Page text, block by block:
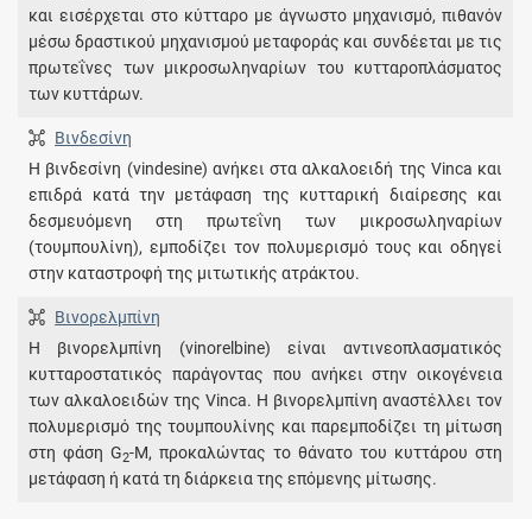
και εισέρχεται στο κύτταρο με άγνωστο μηχανισμό, πιθανόν
μέσω δραστικού μηχανισμού μεταφοράς και συνδέεται με τις
πρωτεΐνες των μικροσωληναρίων του κυτταροπλάσματος
των κυττάρων.
Βινδεσίνη
Η βινδεσίνη (vindesine) ανήκει στα αλκαλοειδή της Vinca και
επιδρά κατά την μετάφαση της κυτταρική διαίρεσης και
δεσμευόμενη στη πρωτεΐνη των μικροσωληναρίων
(τουμπουλίνη), εμποδίζει τον πολυμερισμό τους και οδηγεί
στην καταστροφή της μιτωτικής ατράκτου.
Βινορελμπίνη
Η βινορελμπίνη (vinorelbine) είναι αντινεοπλασματικός
κυτταροστατικός παράγοντας που ανήκει στην οικογένεια
των αλκαλοειδών της Vinca. Η βινορελμπίνη αναστέλλει τον
πολυμερισμό της τουμπουλίνης και παρεμποδίζει τη μίτωση
στη φάση G2-M, προκαλώντας το θάνατο του κυττάρου στη
μετάφαση ή κατά τη διάρκεια της επόμενης μίτωσης.